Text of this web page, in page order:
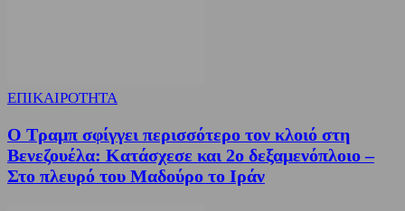
ΕΠΙΚΑΙΡΟΤΗΤΑ
Ο Τραμπ σφίγγει περισσότερο τον κλοιό στη
Βενεζουέλα: Κατάσχεσε και 2ο δεξαμενόπλοιο –
Στο πλευρό του Μαδούρο το Ιράν